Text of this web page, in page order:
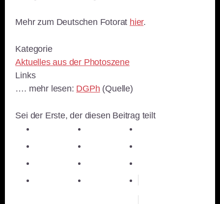
Mehr zum Deutschen Fotorat hier.
Kategorie
Aktuelles aus der Photoszene
Links
…. mehr lesen: DGPh (Quelle)
Sei der Erste, der diesen Beitrag teilt